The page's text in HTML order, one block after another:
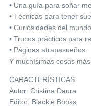
• Una guía para soñar
• Técnicas para tener
• Curiosidades del
• Trucos prácticos para
• Páginas atrapasueños.
Y muchísimas cosas
CARACTERÍSTICAS
Autor: Cristina Daura
Editor: Blackie Books